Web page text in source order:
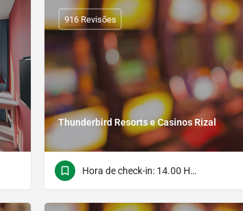
Thunderbird Resorts e Casinos Rizal
916 Revisões
Hora de check-in: 14.00 Hora do verso: 12.00